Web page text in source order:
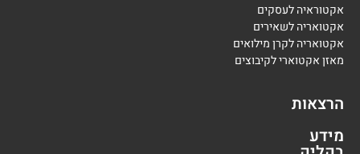
אקטוראיה לעסקים
אקטואריה לשאירים
אקטואריה לקרן מילואים
מאזן אקטוארי לקיבוצים
הרצאות
מידע